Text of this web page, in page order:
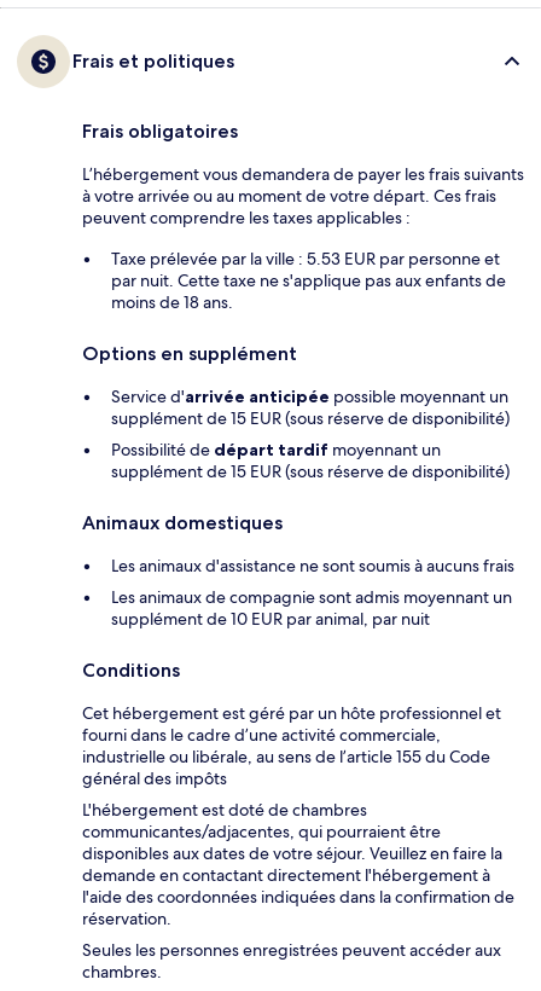
Frais et politiques
Frais obligatoires
L’hébergement vous demandera de payer les frais suivants
à votre arrivée ou au moment de votre départ. Ces frais
peuvent comprendre les taxes applicables :
Taxe prélevée par la ville : 5.53 EUR par personne et
par nuit. Cette taxe ne s'applique pas aux enfants de
moins de 18 ans.
Options en supplément
Service d'arrivée anticipée possible moyennant un
supplément de 15 EUR (sous réserve de disponibilité)
Possibilité de départ tardif moyennant un
supplément de 15 EUR (sous réserve de disponibilité)
Animaux domestiques
Les animaux d'assistance ne sont soumis à aucuns frais
Les animaux de compagnie sont admis moyennant un
supplément de 10 EUR par animal, par nuit
Conditions
Cet hébergement est géré par un hôte professionnel et
fourni dans le cadre d’une activité commerciale,
industrielle ou libérale, au sens de l’article 155 du Code
général des impôts
L'hébergement est doté de chambres
communicantes/adjacentes, qui pourraient être
disponibles aux dates de votre séjour. Veuillez en faire la
demande en contactant directement l'hébergement à
l'aide des coordonnées indiquées dans la confirmation de
réservation.
Seules les personnes enregistrées peuvent accéder aux
chambres.